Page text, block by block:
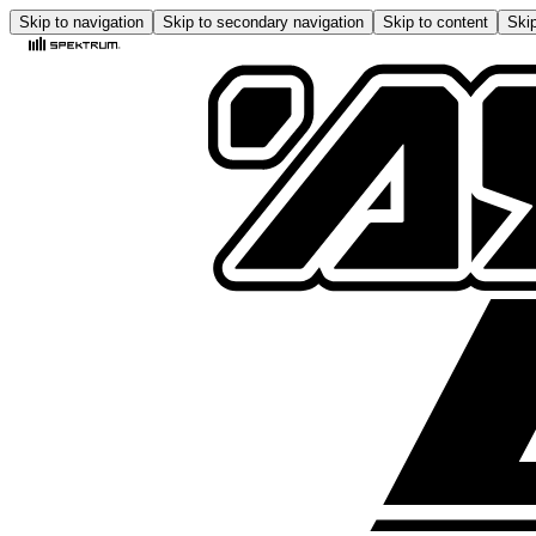
Skip to navigation Skip to secondary navigation Skip to content